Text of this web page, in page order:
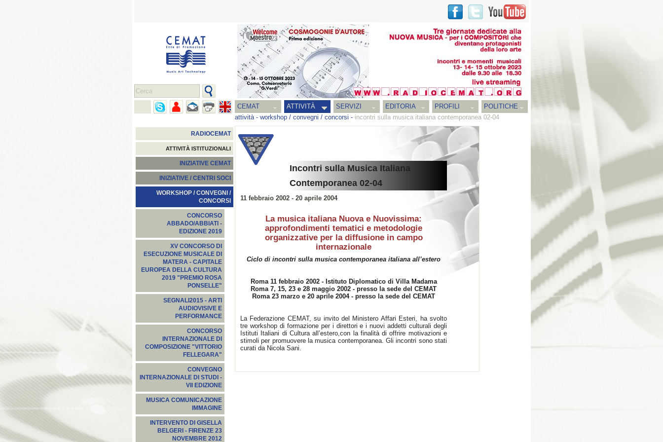
CEMAT ATTIVITÀ SERVIZI EDITORIA PROFILI
POLITICHE
attività- workshop / convegni / concorsi - incontri sulla musica italiana contemporanea 02-04
RADIOCEMAT
ATTIVITÀ ISTITUZIONALI
INIZIATIVE CEMAT
INIZIATIVE / CENTRI SOCI
WORKSHOP / CONVEGNI /
CONCORSI
CONCORSO
ABBADO/ABBIATI -
EDIZIONE 2019
XV CONCORSO DI
ESECUZIONE MUSICALE DI
MATERA - CAPITALE
EUROPEA DELLA CULTURA
2019 "PREMIO ROSA
PONSELLE"
SEGNALI2015‬ - ARTI
AUDIOVISIVE E
PERFORMANCE
CONCORSO
INTERNAZIONALE DI
COMPOSIZIONE "VITTORIO
FELLEGARA"
CONVEGNO
INTERNAZIONALE DI STUDI -
VII EDIZIONE
MUSICA COMUNICAZIONE
IMMAGINE
INTERVENTO DI GISELLA
BELGERI - FIRENZE 23
NOVEMBRE 2012
Incontri sulla Musica Italiana
Contemporanea 02-04
11 febbraio 2002 - 20 aprile 2004
La musica italiana Nuova e Nuovissima:
approfondimenti tematici e metodologie
organizzative per la diffusione in campo
internazionale
Ciclo di incontri sulla musica contemporanea italiana all’estero
Roma 11 febbraio 2002 - Istituto Diplomatico di Villa Madama
Roma 7, 15, 23 e 28 maggio 2002 - presso la sede del CEMAT
Roma 23 marzo e 20 aprile 2004 - presso la sede del CEMAT
La Federazione CEMAT, su invito del Ministero Affari Esteri, ha svolto
tre workshop di formazione per i direttori e i nuovi addetti culturali degli
Istituti Italiani di Cultura all’estero,con la finalità di offrire motivazioni e
stimoli per promuovere la musica contemporanea. Gli incontri sono stati
curati da Nicola Sani.